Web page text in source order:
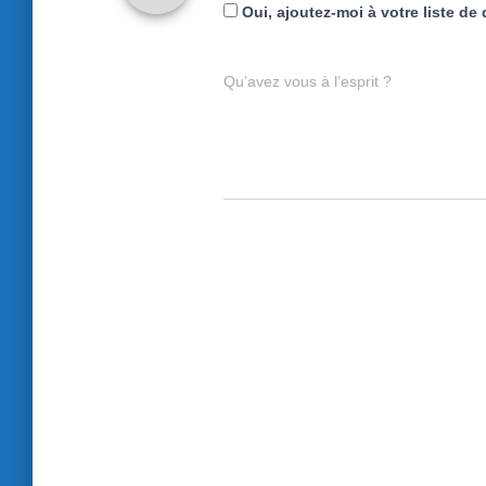
Oui, ajoutez-moi à votre liste de
Qu’avez vous à l’esprit ?